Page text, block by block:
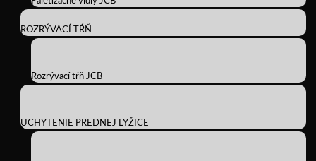
ROZRÝVACÍ TŔŇ
Rozrývací tŕň JCB
UCHYTENIE PREDNEJ LYŽICE